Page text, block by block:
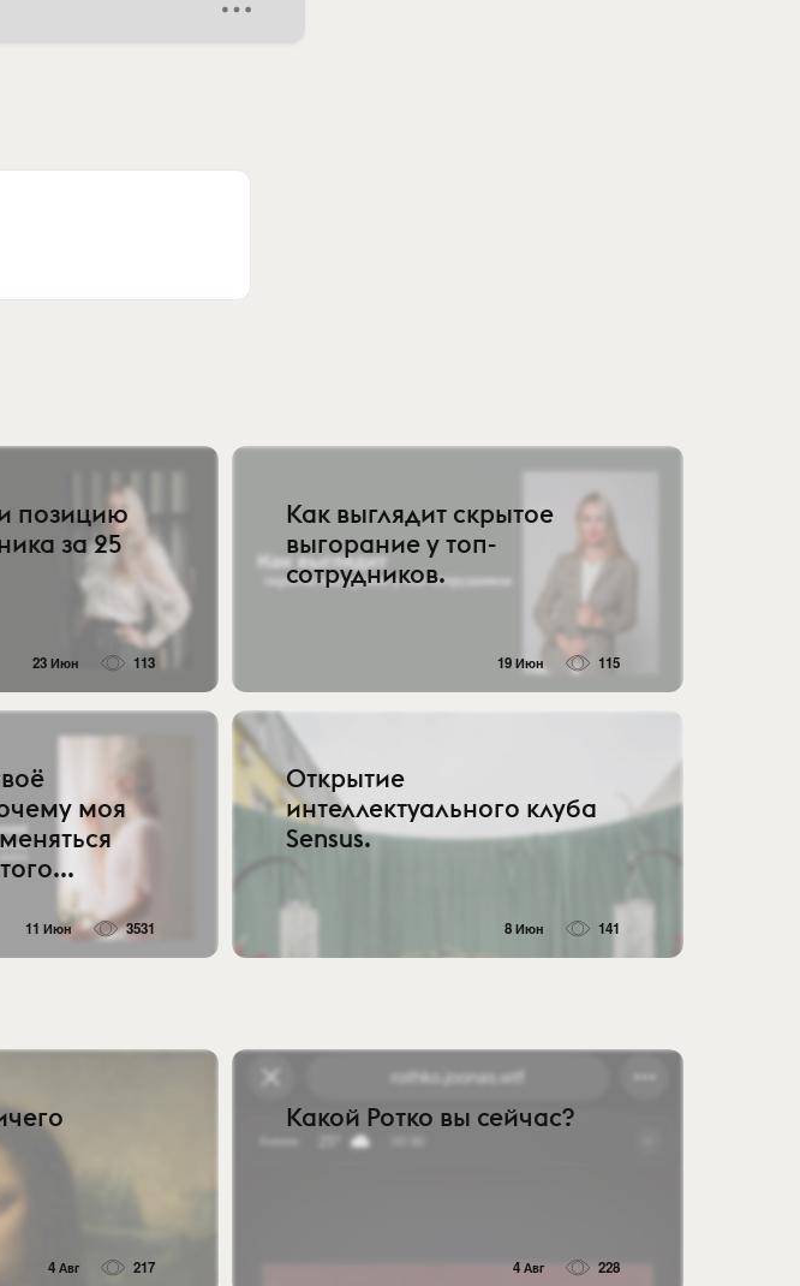
позицию
за 25
23 Июн 113
Как выглядит скрытое
выгорание у топ-
сотрудников.
19 Июн 115
моя
11 Июн 3531
Открытие
интеллектуального клуба
Sensus.
8 Июн 141
4 Авг 217
Какой Ротко вы сейчас?
4 Авг 228